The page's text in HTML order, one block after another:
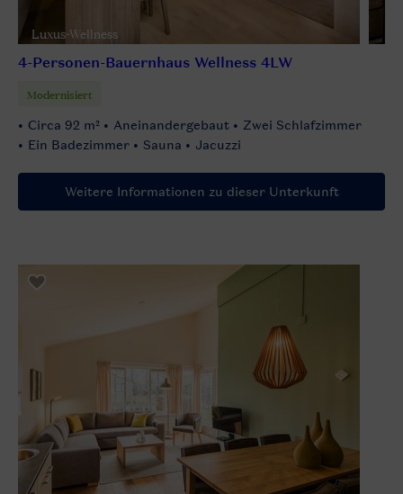
Luxus-Wellness
4-Personen-Bauernhaus Wellness 4LW
Modernisiert
Circa 92 m²
Aneinandergebaut
Zwei Schlafzimmer
Ein Badezimmer
Sauna Jacuzzi
Weitere Informationen zu dieser Unterkunft